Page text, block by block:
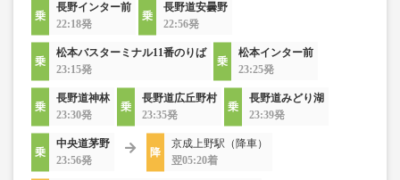
長野インター前
22:18発
長野道安曇野
22:56発
松本バスターミナル11番のりば
23:15発
松本インター前
23:25発
長野道神林
23:30発
長野道広丘野村
23:35発
長野道みどり湖
23:39発
中央道茅野
23:56発
京成上野駅（降車）
翌05:20着